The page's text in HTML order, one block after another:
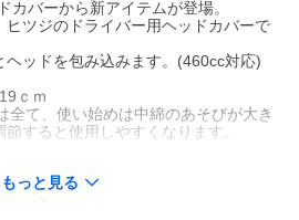
カバーから新アイテムが登場。
ヒツジのドライバー用ヘッドカバーで
ッドを包み込みます。(460cc対応)
ｃｍ
全て、使い始めは中綿のあそびが大き
すると使用しやすくなります。
物をリアルに再現するぬいぐるみメー
もっと見る